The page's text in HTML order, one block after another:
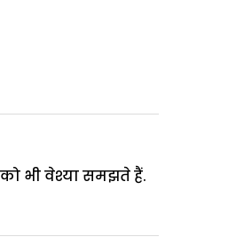
भी वेश्या समझते हैं.